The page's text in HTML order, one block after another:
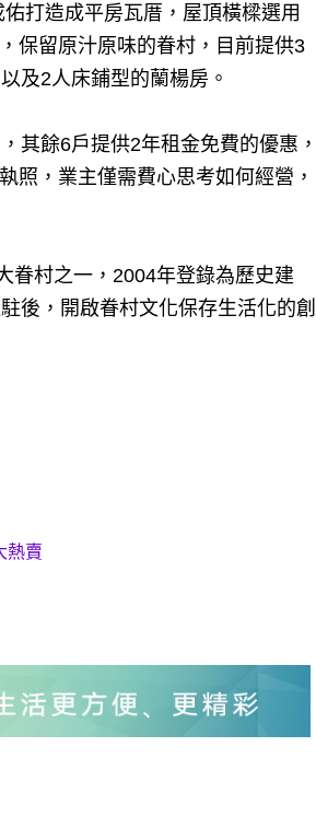
打造成平房瓦厝，屋頂橫樑選用
保留原汁原味的眷村，目前提供3
及2人床鋪型的蘭楊房。
其餘6戶提供2年租金免費的優惠，
照，業主僅需費心思考如何經營，
眷村之一，2004年登錄為歷史建
後，開啟眷村文化保存生活化的創
熱賣